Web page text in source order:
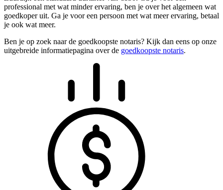
professional met wat minder ervaring, ben je over het algemeen wat
goedkoper uit. Ga je voor een persoon met wat meer ervaring, betaal
je ook wat meer.
Ben je op zoek naar de goedkoopste notaris? Kijk dan eens op onze
uitgebreide informatiepagina over de goedkoopste notaris.